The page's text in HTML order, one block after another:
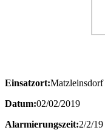
Einsatzort:Matzleinsdorf
Datum:02/02/2019
Alarmierungszeit:2/2/19